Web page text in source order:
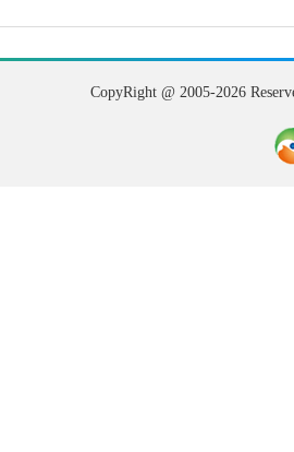
CopyRight @ 2005-2026